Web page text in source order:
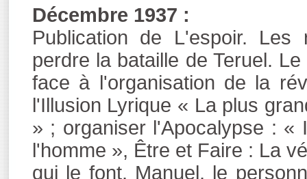
Décembre 1937 :
Publication de L'espoir. Les
perdre la bataille de Teruel.
face à l'organisation de la
l'Illusion Lyrique « La plus
» ; organiser l'Apocalypse :
l'homme », Être et Faire : La
qui le font. Manuel, le